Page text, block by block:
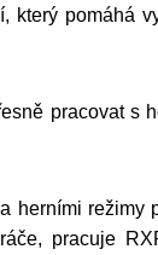
který pomáhá
pracovat s
herními režimy
pracuje